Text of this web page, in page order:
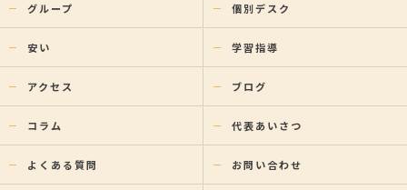
グループ 個別デスク
安い 学習指導
アクセス ブログ
コラム 代表あいさつ
よくある質問 お問い合わせ